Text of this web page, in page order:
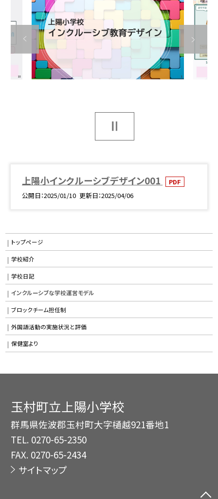
上陽小インクルーシブデザイン001
PDF
公開日 2025/01/10 更新日 2025/04/06
トップページ
学校紹介
学校日記
インクルーシブな学校運営モデル
ブロックチーム担任制
外国語活動の実施状況と評価
保健室より
玉村町立上陽小学校
群馬県佐波郡玉村町大字樋越921番地1
TEL. 0270-65-2350
FAX. 0270-65-2434
サイトマップ